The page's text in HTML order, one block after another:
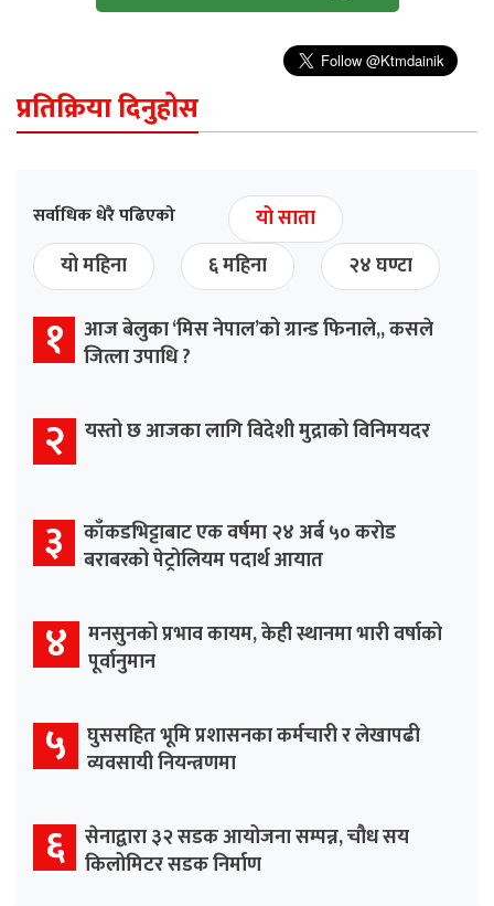
प्रतिक्रिया दिनुहोस
सर्वाधिक धेरै पढिएको
यो साता
यो महिना
६ महिना २४ घण्टा
१ आज बेलुका ‘मिस नेपाल’को ग्रान्ड फिनाले,, कसले
जित्ला उपाधि ?
२ यस्तो छ आजका लागि विदेशी मुद्राको विनिमयदर
३ काँकडभिट्टाबाट एक वर्षमा २४ अर्ब ५० करोड
बराबरको पेट्रोलियम पदार्थ आयात
४ मनसुनको प्रभाव कायम, केही स्थानमा भारी वर्षाको
पूर्वानुमान
५ घुससहित भूमि प्रशासनका कर्मचारी र लेखापढी
व्यवसायी नियन्त्रणमा
६ सेनाद्वारा ३२ सडक आयोजना सम्पन्न, चौध सय
किलोमिटर सडक निर्माण